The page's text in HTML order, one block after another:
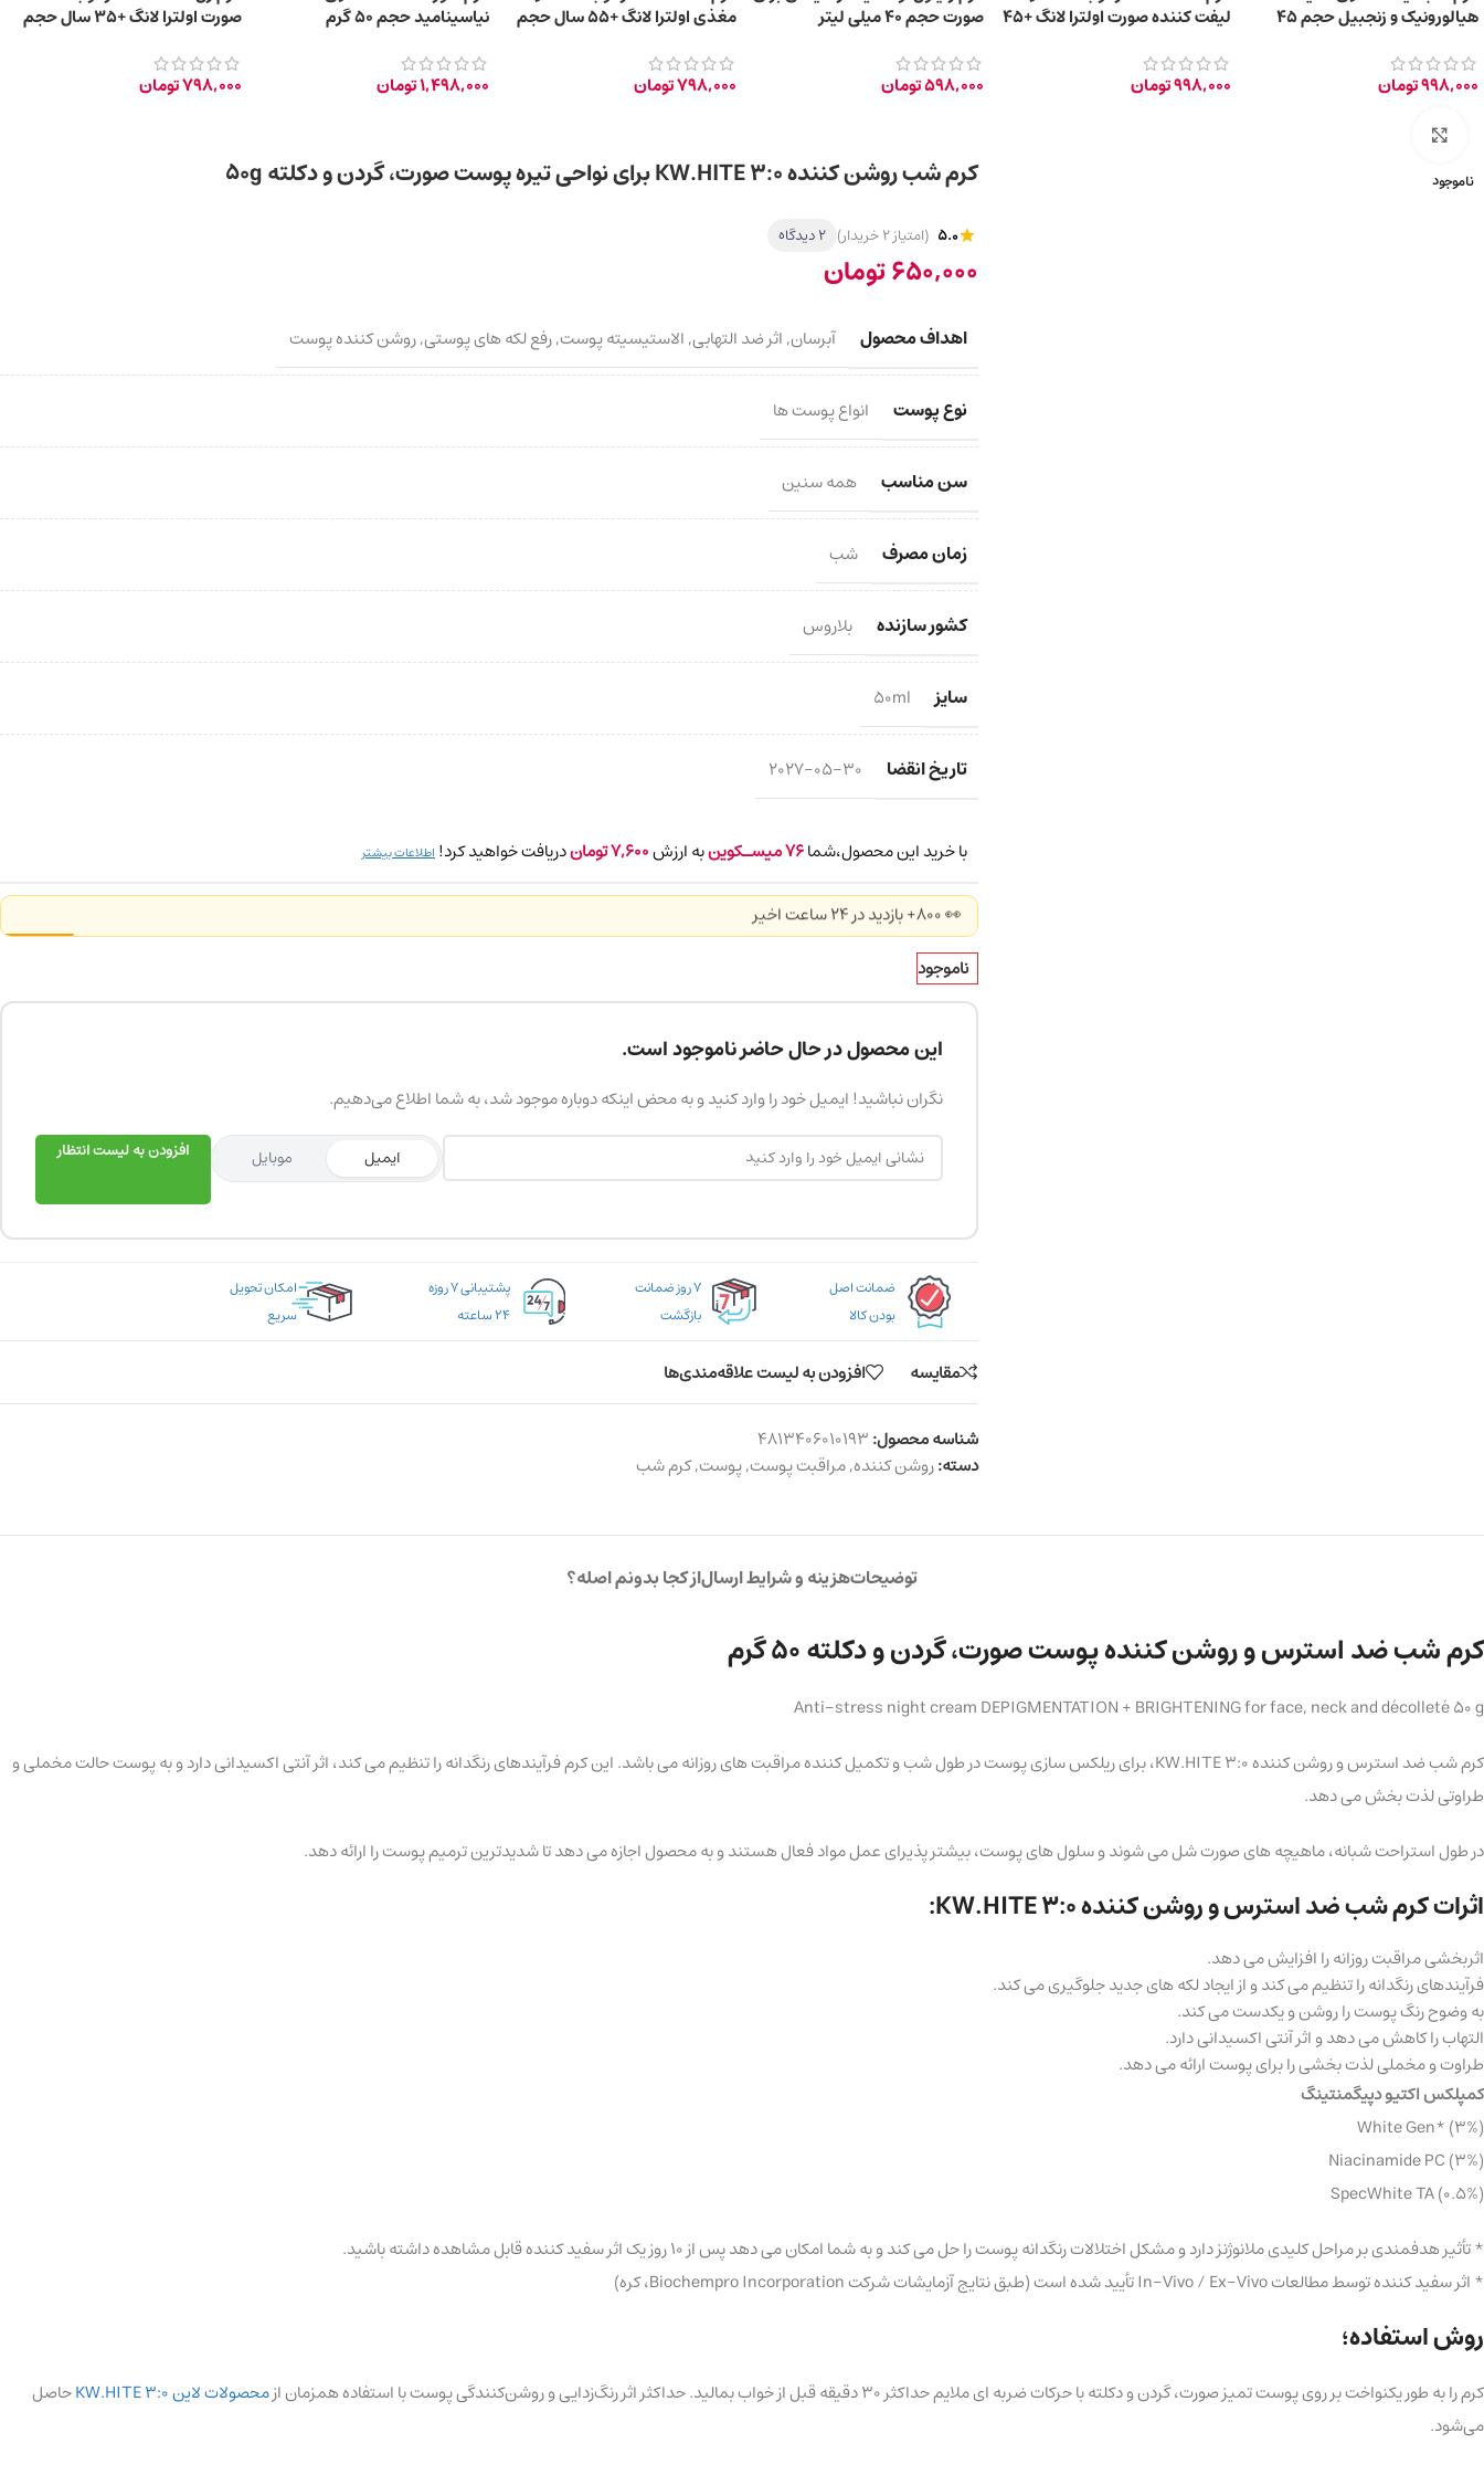
هیالورونیک و زنجبیل حجم 45
998,000تومان
لیفت کننده صورت اولترا لانگ +45
998,000تومان
صورت حجم 40 میلی لیتر
598,000تومان
مغذی اولترا لانگ +55 سال حجم
798,000تومان
نیاسینامید حجم 50 گرم
1,498,000تومان
صورت اولترا لانگ +35 سال حجم
798,000تومان
ناموجود کرم شب روشن کننده KW.HITE 3:0 برای نواحی تیره پوست صورت، گردن و دکلته 50g
5.0 (امتیاز 2 خریدار) 2 دیدگاه
650,000تومان
اهداف محصول آبرسان,اثر ضد التهابی,الاستیسیته پوست,رفع لکه های پوستی,روشن کننده پوست
نوع پوست انواع پوست ها
سن مناسب همه سنین
زمان مصرف شب
کشور سازنده بلاروس
سایز 50ml
تاریخ انقضا 2027-05-30
با خرید این محصول،شما76میسـکوینبه ارزش7,600توماندریافت خواهید کرد! اطلاعات بیشتر
👀 800+ بازدید در ۲۴ ساعت اخیر
ناموجود
این محصول در حال حاضر ناموجود است.
نگران نباشید! ایمیل خود را وارد کنید و به محض اینکه دوباره موجود شد، به شما اطلاع می‌دهیم.
ایمیل موبایل افزودن به لیست انتظار
ضمانت اصل
بودن کالا
۷ روز ضمانت
بازگشت
پشتیبانی ۷ روزه
۲۴ ساعته
امکان تحویل
سریع
مقایسه افزودن به لیست علاقه‌مندی‌ها
شناسه محصول:4813406010193
دسته:روشن کننده,مراقبت پوست,پوست,کرم شب
توضیحاتهزینه و شرایط ارسالاز کجا بدونم اصله؟
کرم شب ضد استرس و روشن کننده پوست صورت، گردن و دکلته 50 گرم
Anti-stress night cream DEPIGMENTATION + BRIGHTENING for face, neck and décolleté 50 g
کرم شب ضد استرس و روشن کننده KW.HITE 3:0، برای ریلکس سازی پوست در طول شب و تکمیل کننده مراقبت های روزانه می باشد. این کرم فرآیندهای رنگدانه را تنظیم می کند، اثر آنتی اکسیدانی دارد و به پوست حالت مخملی و
طراوتی لذت بخش می دهد.
در طول استراحت شبانه، ماهیچه های صورت شل می شوند و سلول های پوست، بیشتر پذیرای عمل مواد فعال هستند و به محصول اجازه می دهد تا شدیدترین ترمیم پوست را ارائه دهد.
اثرات کرم شب ضد استرس و روشن کننده KW.HITE 3:0:
اثربخشی مراقبت روزانه را افزایش می دهد.
فرآیندهای رنگدانه را تنظیم می کند و از ایجاد لکه های جدید جلوگیری می کند.
به وضوح رنگ پوست را روشن و یکدست می کند.
التهاب را کاهش می دهد و اثر آنتی اکسیدانی دارد.
طراوت و مخملی لذت بخشی را برای پوست ارائه می دهد.
کمپلکس اکتیو دپیگمنتینگ
White Gen* (3%)
Niacinamide PC (3%)
SpecWhite TA (0.5%)
* تأثیر هدفمندی بر مراحل کلیدی ملانوژنز دارد و مشکل اختلالات رنگدانه پوست را حل می کند و به شما امکان می دهد پس از 10 روز یک اثر سفید کننده قابل مشاهده داشته باشید.
* اثر سفید کننده توسط مطالعات In-Vivo / Ex-Vivo تأیید شده است (طبق نتایج آزمایشات شرکت Biochempro Incorporation، کره)
روش استفاده؛
کرم را به طور یکنواخت بر روی پوست تمیز صورت، گردن و دکلته با حرکات ضربه ای ملایم حداکثر 30 دقیقه قبل از خواب بمالید. حداکثر اثر رنگ‌زدایی و روشن‌کنندگی پوست با استفاده همزمان از محصولات لاین KW.HITE 3:0
حاصل
می‌شود.